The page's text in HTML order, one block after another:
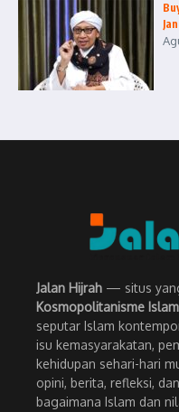
Jalan Hijrah — situs
Kosmopolitanisme
seputar Islam
isu kemasyarakatan,
kehidupan sehari-hari
opini, berita, refleksi,
bagaimana Islam dan